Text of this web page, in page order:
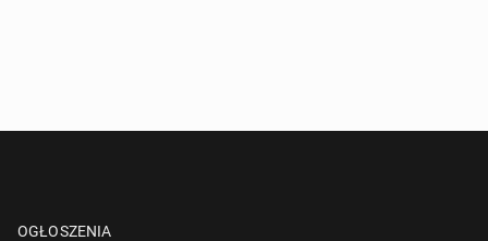
OGŁOSZENIA